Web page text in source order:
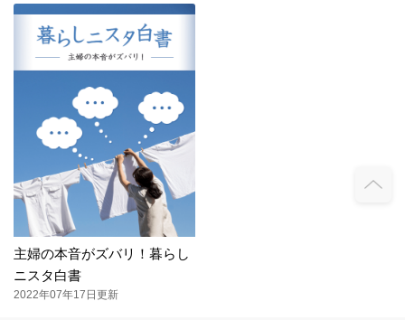
主婦の本音がズバリ！暮らし
ニスタ白書
2022年07年17日更新